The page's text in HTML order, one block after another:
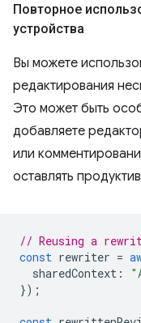
Повторное
устройства
Вы можете
редактирования
Это может быть
добавляете
или
оставлять
// Reusing a
const rewriter =
sharedContext :
});